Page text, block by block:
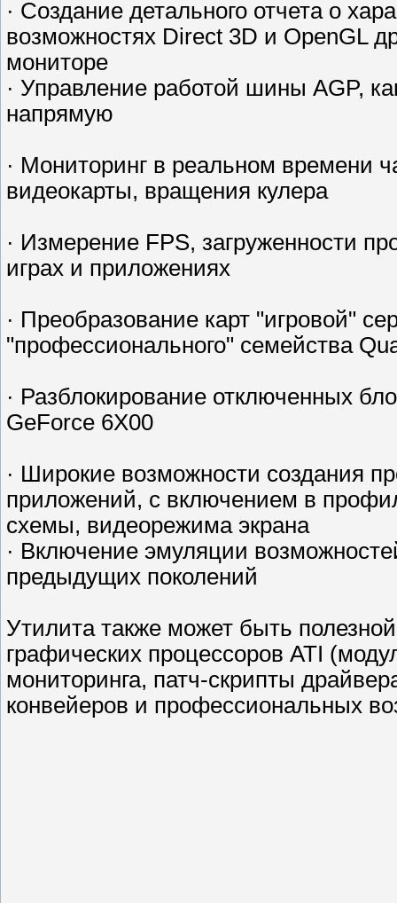
· Создание детального отчета о
возможностях Direct 3D и OpenGL
мониторе
· Управление работой шины AGP,
напрямую
· Мониторинг в реальном времени
видеокарты, вращения кулера
· Измерение FPS, загруженности
играх и приложениях
· Преобразование карт "игровой"
"профессионального" семейства
· Разблокирование отключенных
GeForce 6X00
· Широкие возможности создания
приложений, с включением в
схемы, видеорежима экрана
· Включение эмуляции
предыдущих поколений
Утилита также может быть
графических процессоров ATI
мониторинга, патч-скрипты
конвейеров и профессиональных